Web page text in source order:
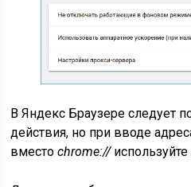
В Яндекс Браузере следует
действия, но при вводе
вместоchrome://используйте